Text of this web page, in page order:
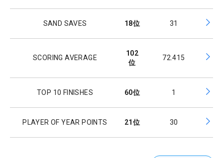
SAND SAVES 18位 31
SCORING AVERAGE
102
位
72.415
TOP 10 FINISHES 60位 1
PLAYER OF YEAR POINTS 21位 30